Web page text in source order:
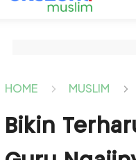
HOME MUSLIM
Bikin